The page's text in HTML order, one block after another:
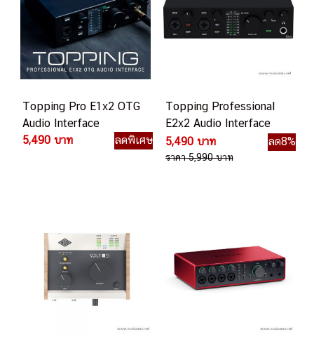
Topping Pro E1x2 OTG
Audio Interface
5,490 บาท
ลดพิเศษ
Topping Professional
E2x2 Audio Interface
2in/2out
5,490 บาท ลด8%
ราคา 5,990 บาท